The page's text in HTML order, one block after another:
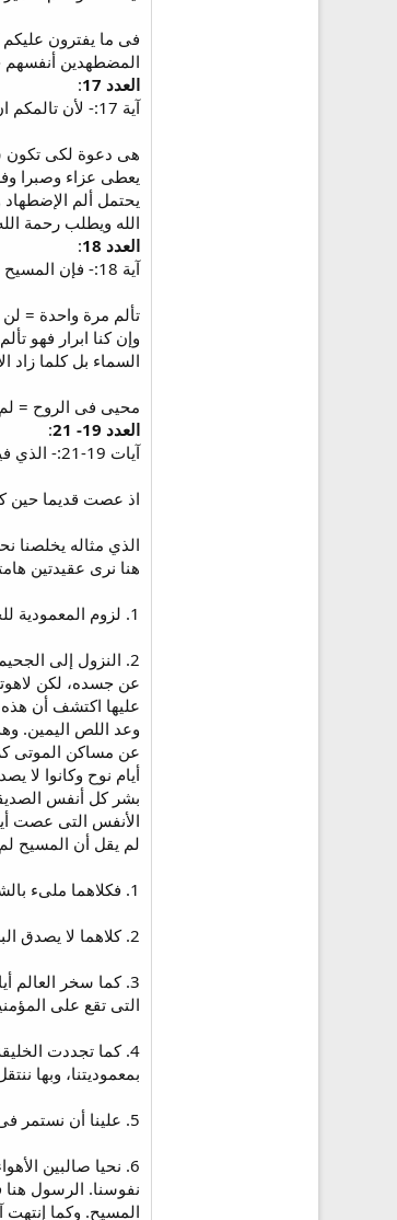
فى ما يفترون عليكم
المضطهدين أنفسهم
العدد 17
:
آية 17:- لأن تالمكم ان شاءت مشيئة الله و انتم صانعون خيرا افضل منه و انتم صانعون شرا.
هى دعوة لكى تكون
يعطى عزاء وصبرا
يحتمل ألم
الله ويطلب رحمة
العدد 18
:
آية 18:- فإن المسيح ايضا تالم مرة واحدة من اجل الخطايا البار من اجل الاثمة لكي يقربنا الى الله مماتا في الجسد و لكن محيى في الروح.
تألم مرة واحدة =
وإن كنا ابرار فهو
السماء بل كلما زاد الألم يزداد
محيى فى الروح =
العدد 19- 21
:
آيات 19-21:- الذي فيه ايضا ذهب فكرز للارواح التي في السجن.
اذ عصت قديما حين
الذي مثاله يخلصنا
هنا نرى عقيدتين
1. لزوم المعمودية للخلاص:- فالفلك رمز للمعمودية التى تخلصنا روحيا كما خلص نوح وبنيه وهم داخل الفلك.
2. النزول إلى
عن جسده، لكن
عن مساكن الموتى
أيام نوح وكانوا لا
بشر كل أنفس
الأنفس التى عصت
لم يقل أن المسيح لم
1. فكلاهما ملىء بالشرور.
2. كلاهما لا يصدق البشارة.
3. كما سخر العالم
التى تقع على
4. كما تجددت
بمعموديتنا، وبها
5. علينا أن نستمر فى الكرازة لأخوتنا فى العالم الآن بروح المسيح الذى فينا حتى لا يهلكوا كما كرز نوح للعالم كله.
6. نحيا صالبين
نفوسنا. الرسول هنا
المسيح. وكما إنتهت